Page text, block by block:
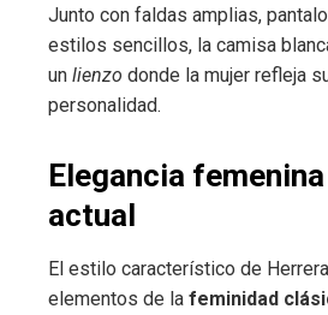
Junto con faldas amplias,
estilos sencillos, la camisa
un lienzo donde la mujer refleja
personalidad.
Elegancia
actual
El estilo característico de
elementos de la feminidad